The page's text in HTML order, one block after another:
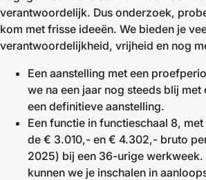
verantwoordelijk. Dus onderzoek,
kom met frisse ideeën. We bieden je
verantwoordelijkheid, vrijheid en nog
Een aanstelling met een
we na een jaar nog steeds blij
een definitieve aanstelling.
Een functie in functieschaal 8,
de € 3.010,- en € 4.302,- bruto
2025) bij een 36-urige werkweek.
kunnen we je inschalen in